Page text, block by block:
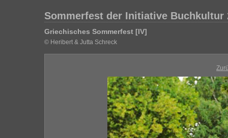
Sommerfest der Initiative Buchkultur
Griechisches Sommerfest [IV]
© Heribert & Jutta Schreck